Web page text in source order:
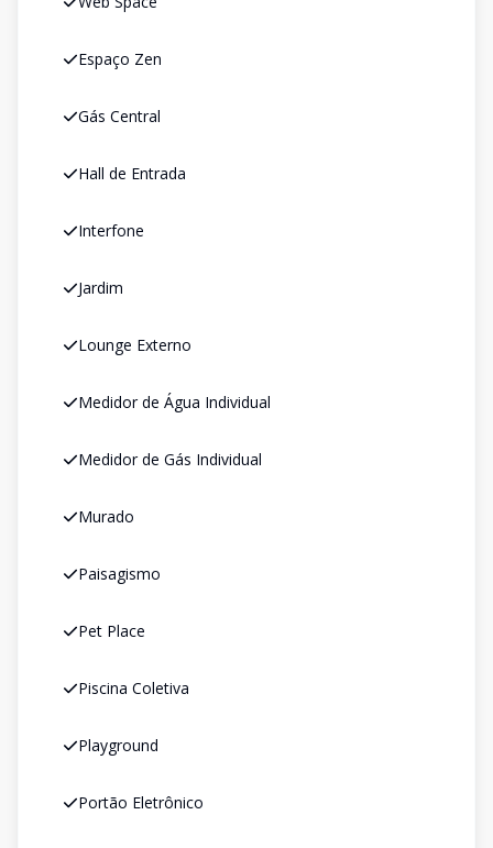
Espaço Zen
Gás Central
Hall de Entrada
Interfone
Jardim
Lounge Externo
Medidor de Água Individual
Medidor de Gás Individual
Murado
Paisagismo
Pet Place
Piscina Coletiva
Playground
Portão Eletrônico